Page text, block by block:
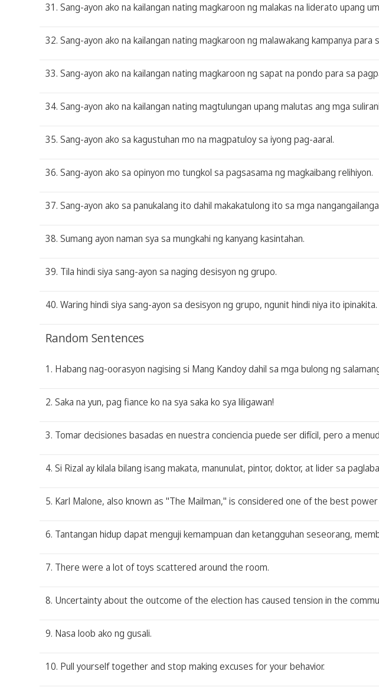
31. Sang-ayon ako na kailangan nating magkaroon ng malakas na liderato upang
32. Sang-ayon ako na kailangan nating magkaroon ng malawakang kampanya para
33. Sang-ayon ako na kailangan nating magkaroon ng sapat na pondo para sa
34. Sang-ayon ako na kailangan nating magtulungan upang malutas ang mga
35. Sang-ayon ako sa kagustuhan mo na magpatuloy sa iyong pag-aaral.
36. Sang-ayon ako sa opinyon mo tungkol sa pagsasama ng magkaibang relihiyon.
37. Sang-ayon ako sa panukalang ito dahil makakatulong ito sa mga
38. Sumang ayon naman sya sa mungkahi ng kanyang kasintahan.
39. Tila hindi siya sang-ayon sa naging desisyon ng grupo.
40. Waring hindi siya sang-ayon sa desisyon ng grupo, ngunit hindi niya ito ipinakita.
Random Sentences
1. Habang nag-oorasyon nagising si Mang Kandoy dahil sa mga bulong ng
2. Saka na yun, pag fiance ko na sya saka ko sya liligawan!
3. Tomar decisiones basadas en nuestra conciencia puede ser difícil, pero a
4. Si Rizal ay kilala bilang isang makata, manunulat, pintor, doktor, at lider sa
5. Karl Malone, also known as "The Mailman," is considered one of the best
6. Tantangan hidup dapat menguji kemampuan dan ketangguhan seseorang,
7. There were a lot of toys scattered around the room.
8. Uncertainty about the outcome of the election has caused tension in the
9. Nasa loob ako ng gusali.
10. Pull yourself together and stop making excuses for your behavior.